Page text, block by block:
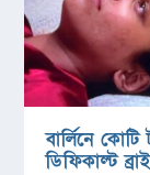
বার্লিনে
ডিফিকাল্ট